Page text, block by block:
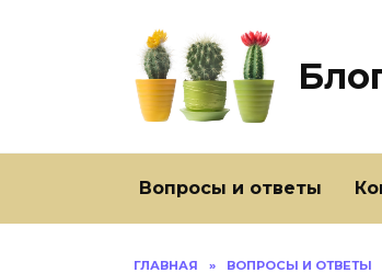
Вопросы и ответы
ГЛАВНАЯ » ВОПРОСЫ И ОТВЕТЫ